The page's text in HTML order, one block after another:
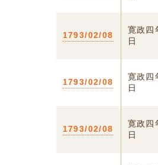
1793/02/08
寛政四
日
1793/02/08
寛政四
日
1793/02/08
寛政四
日